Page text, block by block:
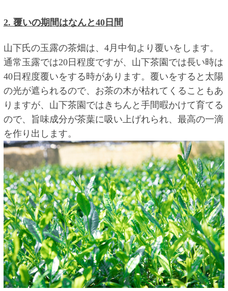
2. 覆いの期間はなんと40日間
山下氏の玉露の茶畑は、4月中旬より覆いをします。
通常玉露では20日程度ですが、山下茶園では長い時は
40日程度覆いをする時があります。覆いをすると太陽
の光が遮られるので、お茶の木が枯れてくることもあ
りますが、山下茶園ではきちんと手間暇かけて育てる
ので、旨味成分が茶葉に吸い上げれられ、最高の一滴
を作り出します。